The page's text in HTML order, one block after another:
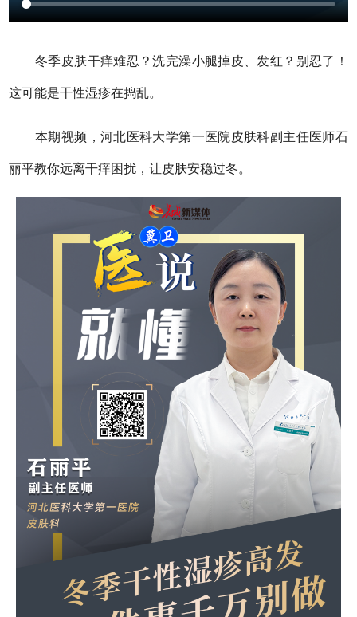
冬季皮肤干痒难忍？洗完澡小腿掉皮、发红？别忍了！
这可能是干性湿疹在捣乱。
本期视频，河北医科大学第一医院皮肤科副主任医师石
丽平教你远离干痒困扰，让皮肤安稳过冬。